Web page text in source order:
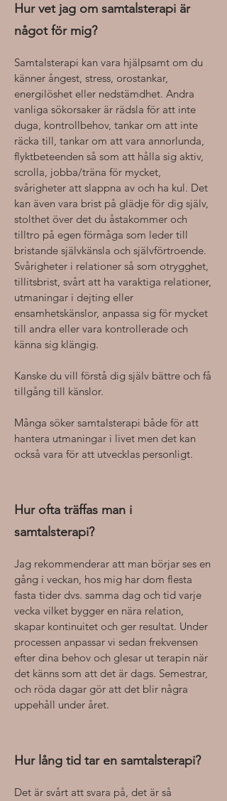
Hur vet jag om samtalsterapi är
något för mig?
Samtalsterapi kan vara hjälpsamt om du
känner ångest, stress, orostankar,
energilöshet eller nedstämdhet. Andra
vanliga sökorsaker är rädsla för att inte
duga, kontrollbehov, tankar om att inte
räcka till, tankar om att vara annorlunda,
flyktbeteenden så som att hålla sig aktiv,
scrolla, jobba/träna för mycket,
svårigheter att slappna av och ha kul. Det
kan även vara brist på glädje för dig själv,
stolthet över det du åstakommer och
tilltro på egen förmåga som leder till
bristande självkänsla och självförtroende.
Svårigheter i relationer så som otrygghet,
tillitsbrist, svårt att ha varaktiga relationer,
utmaningar i dejting eller
ensamhetskänslor, anpassa sig för mycket
till andra eller vara kontrollerade och
känna sig klängig.
Kanske du vill förstå dig själv bättre och få
tillgång till känslor.
Många söker samtalsterapi både för att
hantera utmaningar i livet men det kan
också vara för att utvecklas personligt.
Hur ofta träffas man i
samtalsterapi?
Jag rekommenderar att man börjar ses en
gång i veckan, hos mig har dom flesta
fasta tider dvs. samma dag och tid varje
vecka vilket bygger en nära relation,
skapar kontinuitet och ger resultat. Under
processen anpassar vi sedan frekvensen
efter dina behov och glesar ut terapin när
det känns som att det är dags. Semestrar,
och röda dagar gör att det blir några
uppehåll under året.
Hur lång tid tar en samtalsterapi?
Det är svårt att svara på, det är så